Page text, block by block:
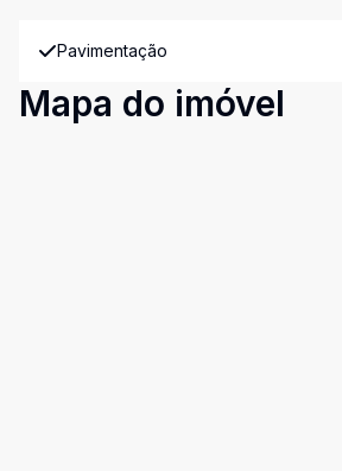
Pavimentação
Mapa do imóvel